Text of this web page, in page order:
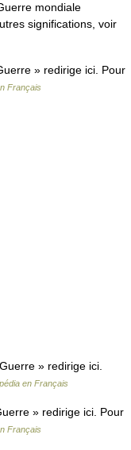
mondiale
significations, voir
» redirige ici. Pour
Français
» redirige ici.
en Français
» redirige ici. Pour
Français